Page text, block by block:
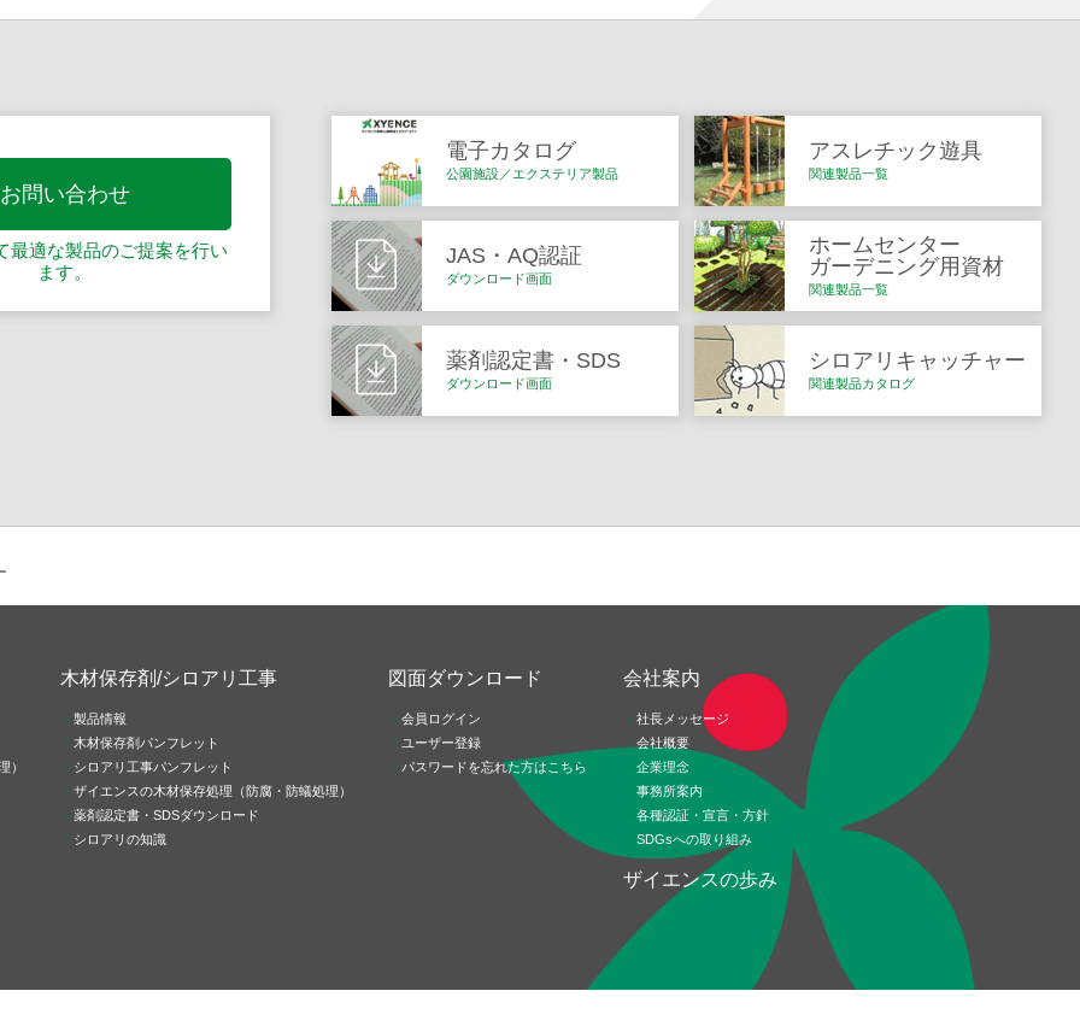
お問い合わせ
最適な製品のご提案を行い
ます。
電子カタログ
公園施設／エクステリア製品
アスレチック遊具
関連製品一覧
JAS・AQ認証
ダウンロード画面
ホームセンター
ガーデニング用資材
関連製品一覧
薬剤認定書・SDS
ダウンロード画面
シロアリキャッチャー
関連製品カタログ
）
木材保存剤/シロアリ工事
製品情報
木材保存剤パンフレット
シロアリ工事パンフレット
ザイエンスの木材保存処理（防腐・防蟻処理）
薬剤認定書・SDSダウンロード
シロアリの知識
図面ダウンロード
会員ログイン
ユーザー登録
パスワードを忘れた方はこちら
会社案内
社長メッセージ
会社概要
企業理念
事務所案内
各種認証・宣言・方針
SDGsへの取り組み
ザイエンスの歩み